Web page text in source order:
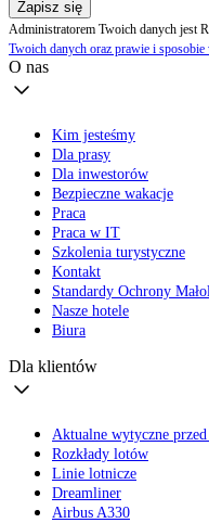
Zapisz się
Administratorem Twoich danych jest
Twoich danych oraz prawie i
O nas
Kim jesteśmy
Dla prasy
Dla inwestorów
Bezpieczne wakacje
Praca
Praca w IT
Szkolenia turystyczne
Kontakt
Standardy Ochrony
Nasze hotele
Biura
Dla klientów
Aktualne wytyczne
Rozkłady lotów
Linie lotnicze
Dreamliner
Airbus A330